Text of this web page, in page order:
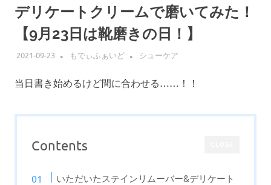
デリケートクリームで磨いてみた！
【9月23日は靴磨きの日！】
2021-09-23 もでぃふぁいど シューケア
当日書き始めるけど間に合わせる……！！
Contents
いただいたステインリムーバー&デリケート